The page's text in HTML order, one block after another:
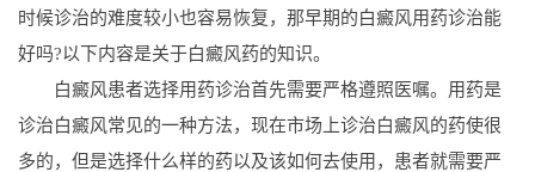
时候诊治的难度较小也容易恢复，那早期的白癜风用药诊治能
好吗?以下内容是关于白癜风药的知识。
白癜风患者选择用药诊治首先需要严格遵照医嘱。用药是
诊治白癜风常见的一种方法，现在市场上诊治白癜风的药使很
多的，但是选择什么样的药以及该如何去使用，患者就需要严